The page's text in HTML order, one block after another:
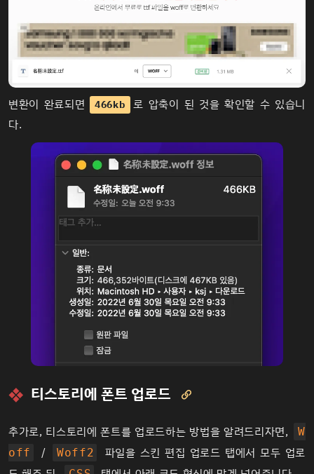
변환이 완료되면 466kb 로 압축이 된 것을 확인할 수 있습니
다.
티스토리에 폰트 업로드 
추가로, 티스토리에 폰트를 업로드하는 방법을 알려드리자면,
W
off
/ Woff2
파일을 스킨 편집 업로드 탭에서 모두 업로